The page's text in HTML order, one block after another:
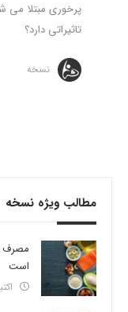
پرخوری مبتلا می
تاثیراتی دارد؟
نسخه
مطالب ویژه نسخه
است
اکتبر 26,